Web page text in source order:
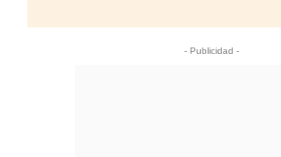
- Publicidad -